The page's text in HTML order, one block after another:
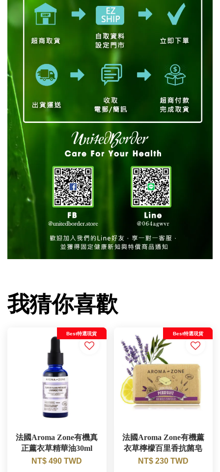
我猜你喜歡
Best特選現貨
法國Aroma Zone有機真
正薰衣草精華油30ml
NT$ 490 TWD
Best特選現貨
法國Aroma Zone有機薰
衣草檸檬百里香抗菌皂
NT$ 230 TWD